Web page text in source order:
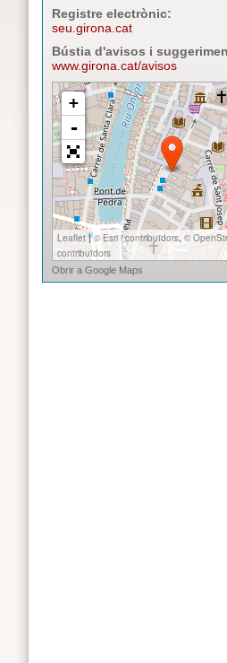
Registre electrònic:
seu.girona.cat
Bústia d'avisos i
www.girona.cat/avisos